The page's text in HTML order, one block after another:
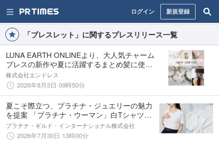
ログイン 新規登録
「ブレスレット」に関するプレスリリース一覧
LUNA EARTH ONLINEより、大人気チャーム
ブレスの新作や夏に活躍するまとめ髪に使え
るヘアバンス、イヤーアクセなどの新商品が
7/30（木）入荷しました。
株式会社エンドレス
2026年8月3日 09時50分
夏こそ際立つ、プラチナ・ジュエリーの魅力
を提案 「プラチナ・ウーマン」白Tシャツプ
レゼントキャンペーン
プラチナ・ギルド・インターナショナル株式会社
2026年7月30日 13時00分